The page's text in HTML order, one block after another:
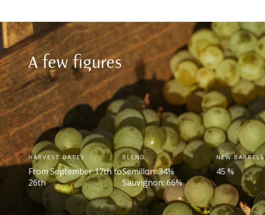
A few figures
HARVEST DATES
From September 17thto
26th
BLEND
Semillon: 34%
Sauvignon: 66%
NEW BARRELS
45 %